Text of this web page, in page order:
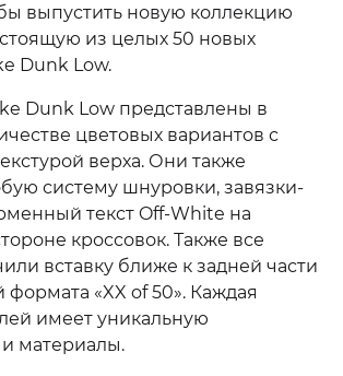
выпустить новую коллекцию
из целых 50 новых
Dunk Low.
Dunk Low представлены в
цветовых вариантов с
верха. Они также
систему шнуровки, завязки-
текст Off-White на
кроссовок. Также все
вставку ближе к задней части
«XX of 50». Каждая
имеет уникальную
материалы.